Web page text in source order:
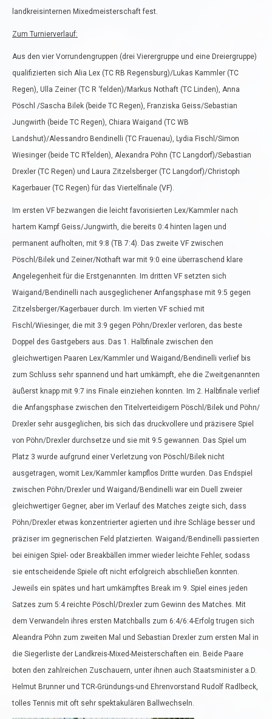
landkreisinternen Mixedmeisterschaft fest.
Zum Turnierverlauf:
Aus den vier Vorrundengruppen (drei Vierergruppe und eine Dreiergruppe)
qualifizierten sich Alia Lex (TC RB Regensburg)/Lukas Kammler (TC
Regen), Ulla Zeiner (TC R ‘felden)/Markus Nothaft (TC Linden), Anna
Pöschl /Sascha Bilek (beide TC Regen), Franziska Geiss/Sebastian
Jungwirth (beide TC Regen), Chiara Waigand (TC WB
Landshut)/Alessandro Bendinelli (TC Frauenau), Lydia Fischl/Simon
Wiesinger (beide TC R’felden), Alexandra Pöhn (TC Langdorf)/Sebastian
Drexler (TC Regen) und Laura Zitzelsberger (TC Langdorf)/Christoph
Kagerbauer (TC Regen) für das Viertelfinale (VF).
Im ersten VF bezwangen die leicht favorisierten Lex/Kammler nach
hartem Kampf Geiss/Jungwirth, die bereits 0:4 hinten lagen und
permanent aufholten, mit 9:8 (TB 7:4). Das zweite VF zwischen
Pöschl/Bilek und Zeiner/Nothaft war mit 9:0 eine überraschend klare
Angelegenheit für die Erstgenannten. Im dritten VF setzten sich
Waigand/Bendinelli nach ausgeglichener Anfangsphase mit 9:5 gegen
Zitzelsberger/Kagerbauer durch. Im vierten VF schied mit
Fischl/Wiesinger, die mit 3:9 gegen Pöhn/Drexler verloren, das beste
Doppel des Gastgebers aus. Das 1. Halbfinale zwischen den
gleichwertigen Paaren Lex/Kammler und Waigand/Bendinelli verlief bis
zum Schluss sehr spannend und hart umkämpft, ehe die Zweitgenannten
äußerst knapp mit 9:7 ins Finale einziehen konnten. Im 2. Halbfinale verlief
die Anfangsphase zwischen den Titelverteidigern Pöschl/Bilek und Pöhn/
Drexler sehr ausgeglichen, bis sich das druckvollere und präzisere Spiel
von Pöhn/Drexler durchsetze und sie mit 9:5 gewannen. Das Spiel um
Platz 3 wurde aufgrund einer Verletzung von Pöschl/Bilek nicht
ausgetragen, womit Lex/Kammler kampflos Dritte wurden. Das Endspiel
zwischen Pöhn/Drexler und Waigand/Bendinelli war ein Duell zweier
gleichwertiger Gegner, aber im Verlauf des Matches zeigte sich, dass
Pöhn/Drexler etwas konzentrierter agierten und ihre Schläge besser und
präziser im gegnerischen Feld platzierten. Waigand/Bendinelli passierten
bei einigen Spiel- oder Breakbällen immer wieder leichte Fehler, sodass
sie entscheidende Spiele oft nicht erfolgreich abschließen konnten.
Jeweils ein spätes und hart umkämpftes Break im 9. Spiel eines jeden
Satzes zum 5:4 reichte Pöschl/Drexler zum Gewinn des Matches. Mit
dem Verwandeln ihres ersten Matchballs zum 6:4/6:4-Erfolg trugen sich
Aleandra Pöhn zum zweiten Mal und Sebastian Drexler zum ersten Mal in
die Siegerliste der Landkreis-Mixed-Meisterschaften ein. Beide Paare
boten den zahlreichen Zuschauern, unter ihnen auch Staatsminister a.D.
Helmut Brunner und TCR-Gründungs-und Ehrenvorstand Rudolf Radlbeck,
tolles Tennis mit oft sehr spektakulären Ballwechseln.